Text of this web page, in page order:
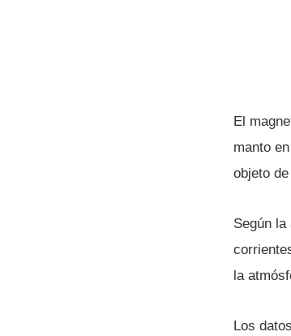
El
manto
objeto
Según la
la
Los